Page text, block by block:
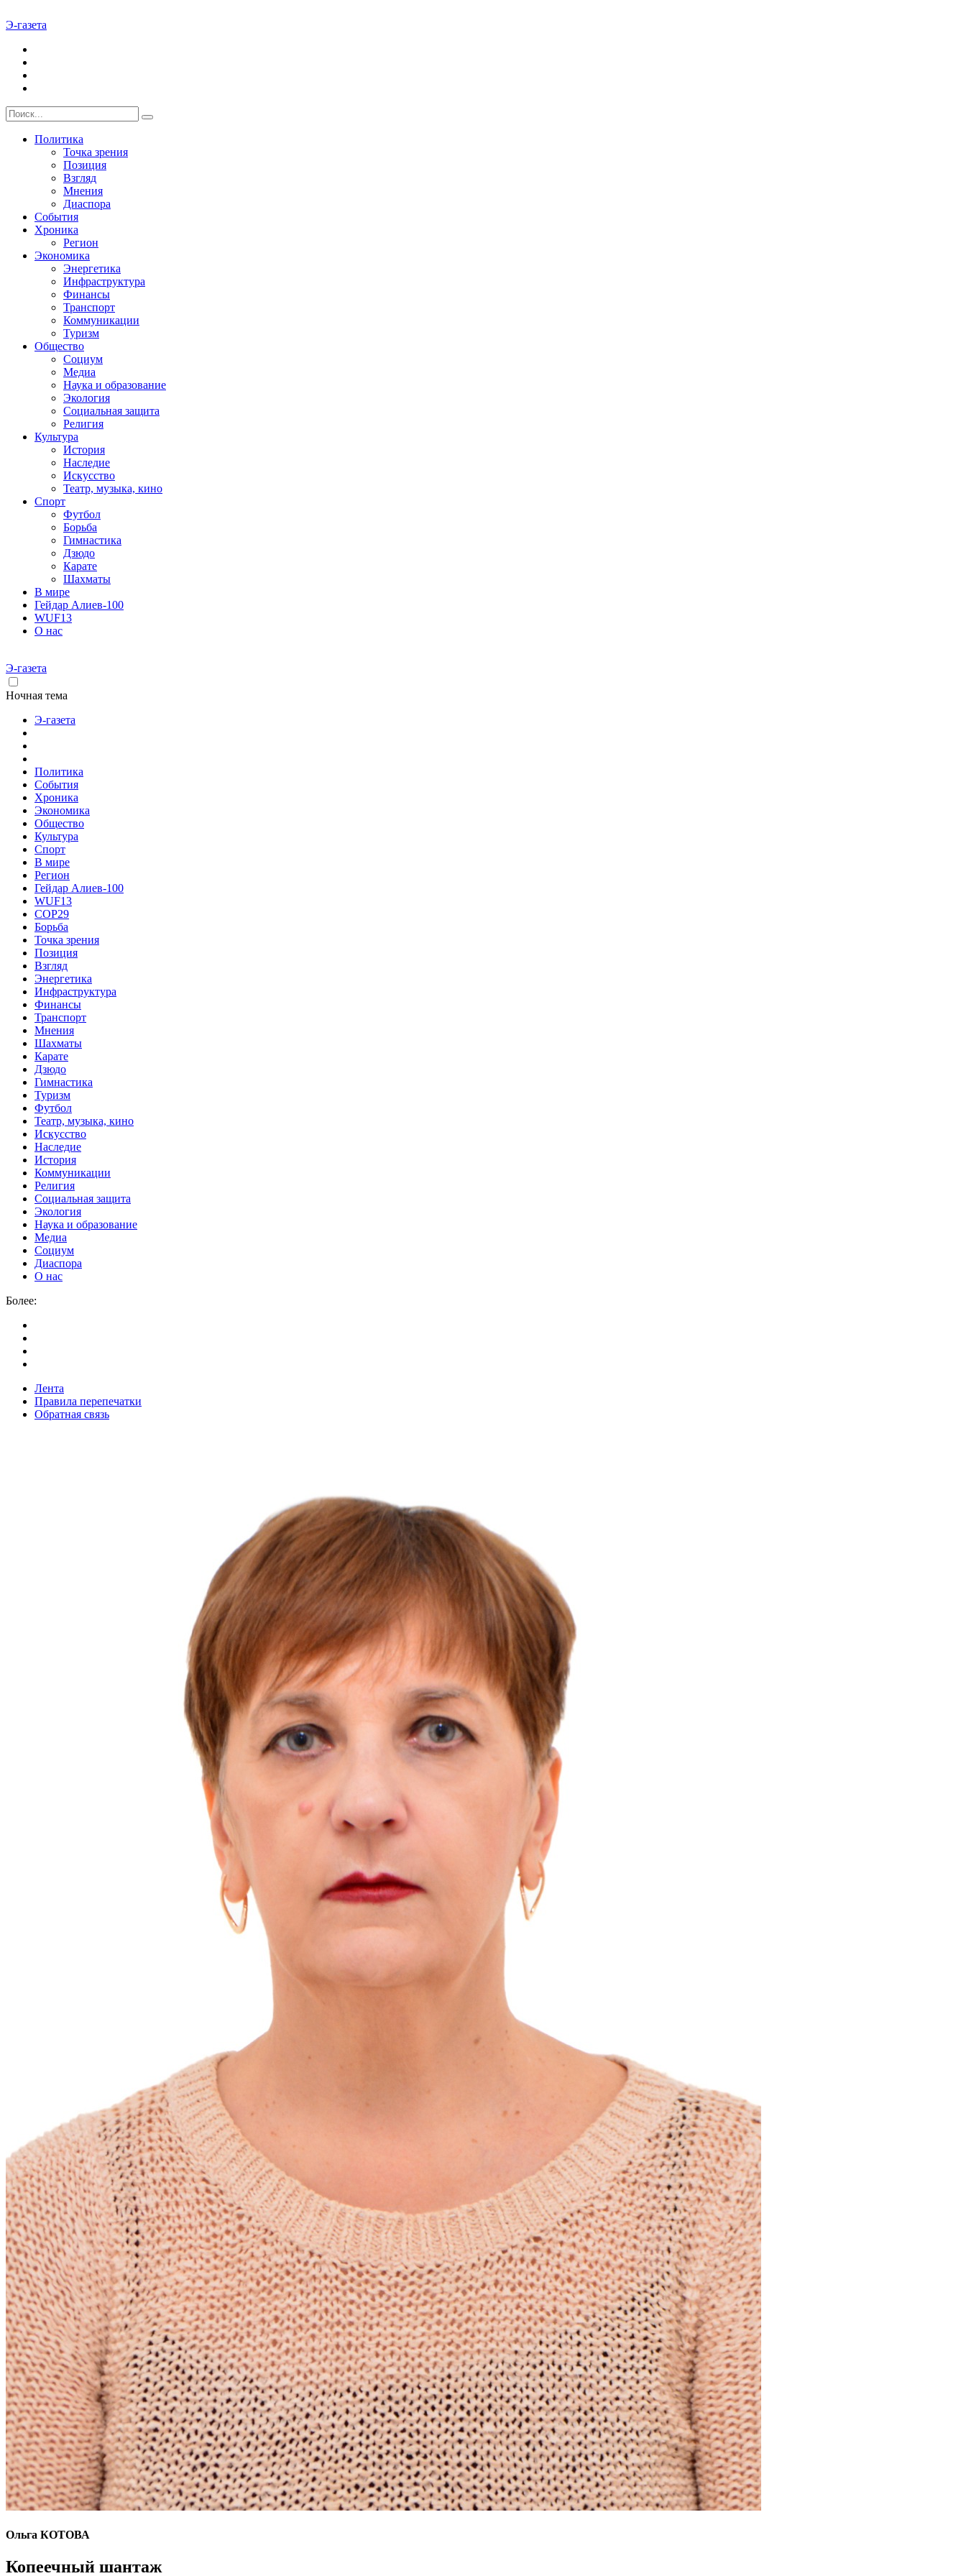
Э-газета
Политика
Точка зрения
Позиция
Взгляд
Мнения
Диаспора
События
Хроника
Регион
Экономика
Энергетика
Инфраструктура
Финансы
Транспорт
Коммуникации
Туризм
Общество
Социум
Медиа
Наука и образование
Экология
Социальная защита
Религия
Культура
История
Наследие
Искусство
Театр, музыка, кино
Спорт
Футбол
Борьба
Гимнастика
Дзюдо
Карате
Шахматы
В мире
Гейдар Алиев-100
WUF13
О нас
Э-газета
Ночная тема
Э-газета
Политика
События
Хроника
Экономика
Общество
Культура
Спорт
В мире
Регион
Гейдар Алиев-100
WUF13
COP29
Борьба
Точка зрения
Позиция
Взгляд
Энергетика
Инфраструктура
Финансы
Транспорт
Мнения
Шахматы
Карате
Дзюдо
Гимнастика
Туризм
Футбол
Театр, музыка, кино
Искусство
Наследие
История
Коммуникации
Религия
Социальная защита
Экология
Наука и образование
Медиа
Социум
Диаспора
О нас
Более:
Лента
Правила перепечатки
Обратная связь
Ольга КОТОВА
Копеечный шантаж